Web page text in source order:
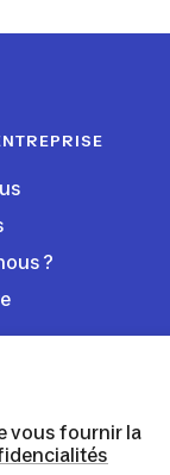
vous fournir la
?